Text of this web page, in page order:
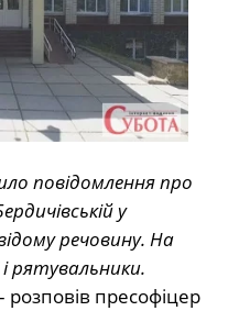
повідомлення про
у
речовину. На
і рятувальники.
розповів пресофіцер